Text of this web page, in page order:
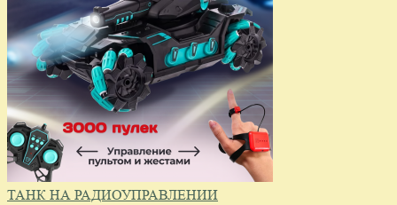
ТАНК НА РАДИОУПРАВЛЕНИИ